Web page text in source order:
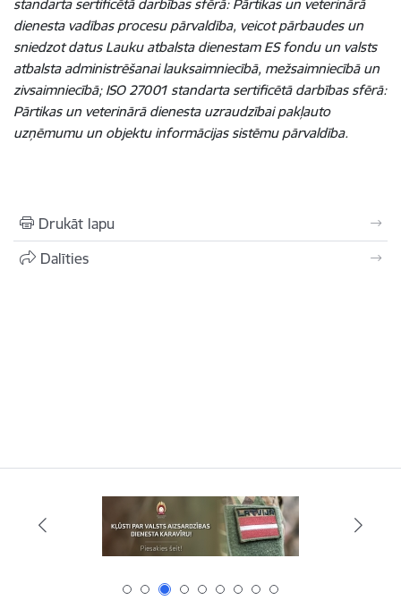
standarta sertificētā darbības sfērā: Pārtikas un veterinārā
dienesta vadības procesu pārvaldība, veicot pārbaudes un
sniedzot datus Lauku atbalsta dienestam ES fondu un valsts
atbalsta administrēšanai lauksaimniecībā, mežsaimniecībā un
zivsaimniecībā; ISO 27001 standarta sertificētā darbības sfērā:
Pārtikas un veterinārā dienesta uzraudzībai pakļauto
uzņēmumu un objektu informācijas sistēmu pārvaldība.
Drukāt lapu
Dalīties